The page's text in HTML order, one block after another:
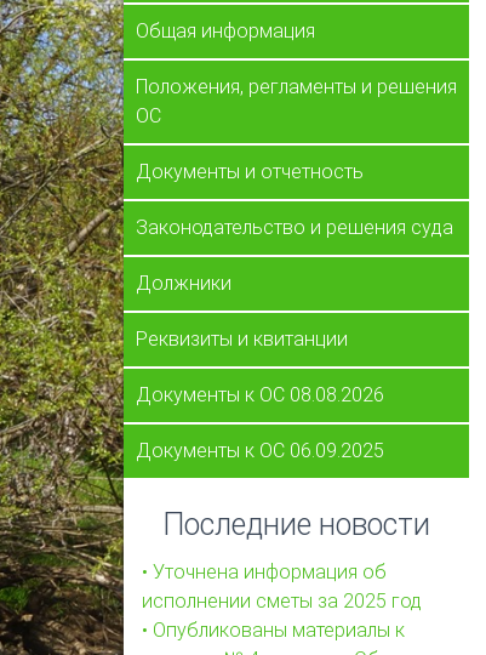
Общая информация
Положения, регламенты и решения
ОС
Документы и отчетность
Законодательство и решения суда
Должники
Реквизиты и квитанции
Документы к ОС 08.08.2026
Документы к ОС 06.09.2025
Последние новости
• Уточнена информация об
исполнении сметы за 2025 год
• Опубликованы материалы к